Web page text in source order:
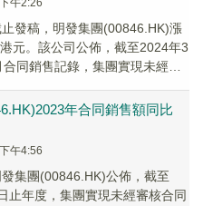
午2:26
止發稿，明發集團(00846.HK)漲
元。該公司公佈，截至2024年3
同銷售記錄，集團實現未經審
年合同銷售額同比
午4:56
發集團(00846.HK)公佈，截至
止年度，集團實現未經審核合同